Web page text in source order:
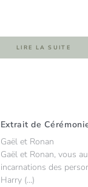
LIRE LA SUITE
Extrait de
Gaël et Ronan
Gaël et Ronan, vous
incarnations des
Harry (…)